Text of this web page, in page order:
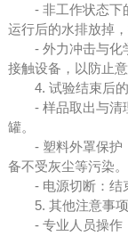
- 非工作状态下的
运行后的水排放掉，
- 外力冲击与化学
接触设备，以防止意
4. 试验结束后的
- 样品取出与清理
罐。
- 塑料外罩保护：
备不受灰尘等污染。
- 电源切断：结束
5. 其他注意事项
- 专业人员操作：